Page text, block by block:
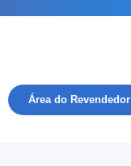
Área do Revendedor